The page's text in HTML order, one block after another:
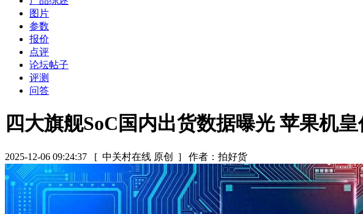
图片
参数
报价
点评
论坛帖子
评测
问答
四大旗舰SoC国内出货数据曝光 苹果机
2025-12-06 09:24:37 [ 中关村在线 原创 ] 作者：拍好货